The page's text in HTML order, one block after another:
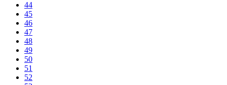
44
45
46
47
48
49
50
51
52